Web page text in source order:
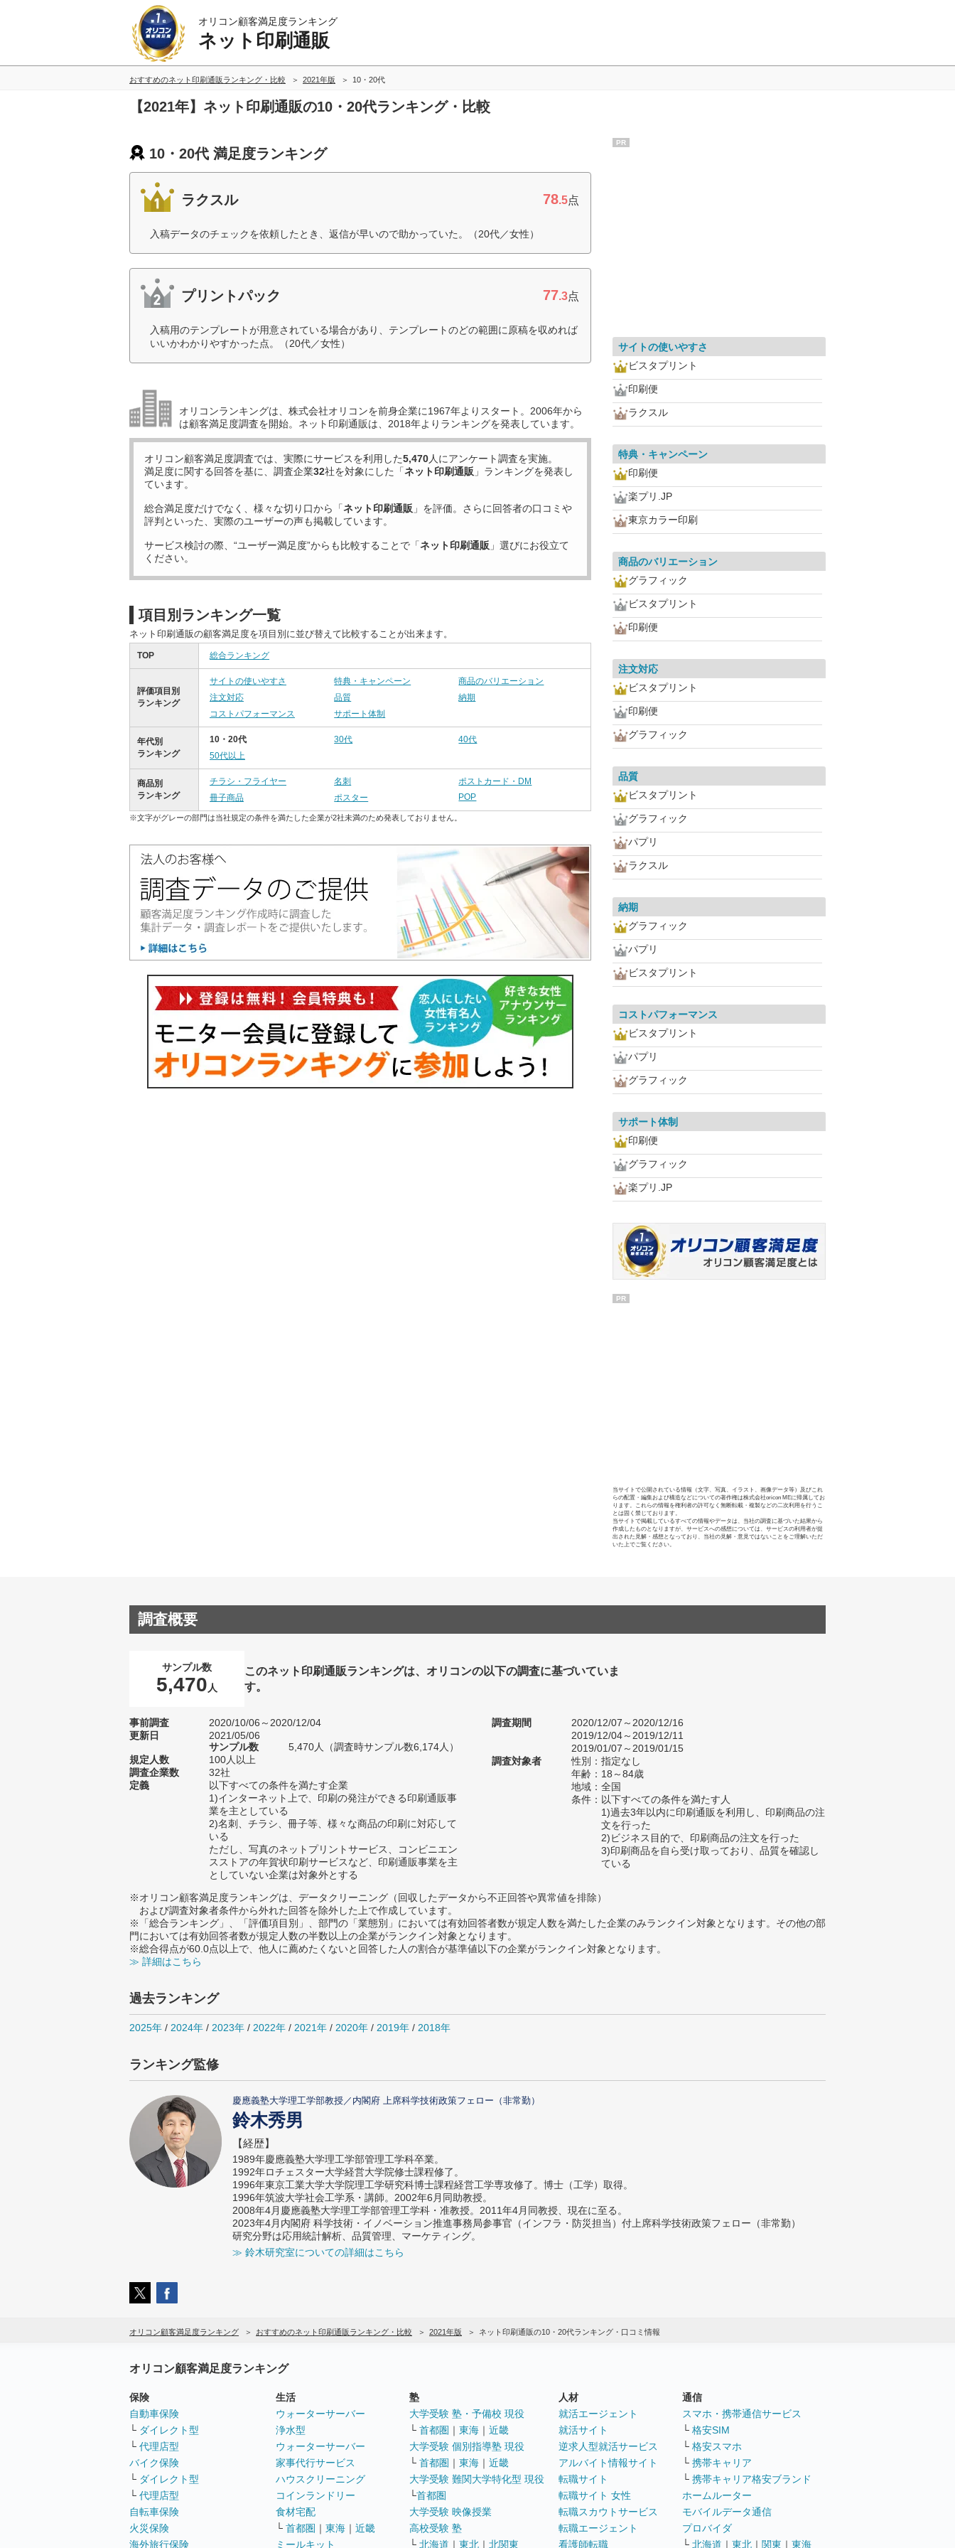
オリコン顧客満足度ランキング
ネット印刷通販
おすすめのネット印刷通販ランキング・比較 2021年版 10・20代
【2021年】ネット印刷通販の10・20代ランキング・比較
10・20代 満足度ランキング
ラクスル 78.5点
入稿データのチェックを依頼したとき、返信が早いので助かっていた。（20代／女性）
プリントパック 77.3点
入稿用のテンプレートが用意されている場合があり、テンプレートのどの範囲に原稿を収めれば
いいかわかりやすかった点。（20代／女性）
オリコンランキングは、株式会社オリコンを前身企業に1967年よりスタート。2006年から
は顧客満足度調査を開始。ネット印刷通販は、2018年よりランキングを発表しています。
オリコン顧客満足度調査では、実際にサービスを利用した5,470人にアンケート調査を実施。
満足度に関する回答を基に、調査企業32社を対象にした「ネット印刷通販 」ランキングを発表し
ています。
総合満足度だけでなく、様々な切り口から「ネット印刷通販 」を評価。さらに回答者の口コミや
評判といった、実際のユーザーの声も掲載しています。
サービス検討の際、“ユーザー満足度”からも比較することで「ネット印刷通販 」選びにお役立て
ください。
項目別ランキング一覧
ネット印刷通販の顧客満足度を項目別に並び替えて比較することが出来ます。
TOP 総合ランキング
評価項目別
ランキング
サイトの使いやすさ 特典・キャンペーン
商品のバリエーション
注文対応
品質
納期
コストパフォーマンス
サポート体制
年代別
ランキング
10・20代 30代
40代
50代以上
商品別
ランキング
チラシ・フライヤー 名刺
ポストカード・DM
冊子商品
ポスター POP
※文字がグレーの部門は当社規定の条件を満たした企業が2社未満のため発表しておりません。
PR
サイトの使いやすさ
ビスタプリント
印刷便
ラクスル
特典・キャンペーン
印刷便
楽プリ.JP
東京カラー印刷
商品のバリエーション
グラフィック
ビスタプリント
印刷便
注文対応
ビスタプリント
印刷便
グラフィック
品質
ビスタプリント
グラフィック
パプリ
ラクスル
納期
グラフィック
パプリ
ビスタプリント
コストパフォーマンス
ビスタプリント
パプリ
グラフィック
サポート体制
印刷便
グラフィック
楽プリ.JP
PR
当サイトで公開されている情報（文字、写真、イラスト、画像データ等）及びこれ
らの配置・編集および構造などについての著作権は株式会社oricon MEに帰属してお
ります。これらの情報を権利者の許可なく無断転載・複製などの二次利用を行うこ
とは固く禁じております。
当サイトで掲載しているすべての情報やデータは、当社の調査に基づいた結果から
作成したものとなりますが、サービスへの感想については、サービスの利用者が提
出された見解・感想となっており、当社の見解・意見ではないことをご理解いただ
いた上でご覧ください。
調査概要
サンプル数
5,470 人
このネット印刷通販ランキングは、オリコンの以下の調査に基づいていま
す。
事前調査
2020/10/06～2020/12/04
更新日
2021/05/06
サンプル数
5,470人（調査時サンプル数6,174人）
規定人数
100人以上
調査企業数
32社
定義
以下すべての条件を満たす企業
1)インターネット上で、印刷の発注ができる印刷通販事
業を主としている
2)名刺、チラシ、冊子等、様々な商品の印刷に対応して
いる
ただし、写真のネットプリントサービス、コンビニエン
スストアの年賀状印刷サービスなど、印刷通販事業を主
としていない企業は対象外とする
調査期間
2020/12/07～2020/12/16
2019/12/04～2019/12/11
2019/01/07～2019/01/15
調査対象者
性別：指定なし
年齢：18～84歳
地域：全国
条件：以下すべての条件を満たす人
1)過去3年以内に印刷通販を利用し、印刷商品の注
文を行った
2)ビジネス目的で、印刷商品の注文を行った
3)印刷商品を自ら受け取っており、品質を確認し
ている
※オリコン顧客満足度ランキングは、データクリーニング（回収したデータから不正回答や異常値を排除）
および調査対象者条件から外れた回答を除外した上で作成しています。
※「総合ランキング」、「評価項目別」、部門の「業態別」においては有効回答者数が規定人数を満たした企業のみランクイン対象となります。その他の部
門においては有効回答者数が規定人数の半数以上の企業がランクイン対象となります。
※総合得点が60.0点以上で、他人に薦めたくないと回答した人の割合が基準値以下の企業がランクイン対象となります。
≫ 詳細はこちら
過去ランキング
2025年 / 2024年 / 2023年 / 2022年 / 2021年 / 2020年 / 2019年 / 2018年
ランキング監修
慶應義塾大学理工学部教授／内閣府 上席科学技術政策フェロー（非常勤）
鈴木秀男
【経歴】
1989年慶應義塾大学理工学部管理工学科卒業。
1992年ロチェスター大学経営大学院修士課程修了。
1996年東京工業大学大学院理工学研究科博士課程経営工学専攻修了。博士（工学）取得。
1996年筑波大学社会工学系・講師。2002年6月同助教授。
2008年4月慶應義塾大学理工学部管理工学科・准教授。2011年4月同教授、現在に至る。
2023年4月内閣府 科学技術・イノベーション推進事務局参事官（インフラ・防災担当）付上席科学技術政策フェロー（非常勤）
研究分野は応用統計解析、品質管理、マーケティング。
≫ 鈴木研究室についての詳細はこちら
オリコン顧客満足度ランキング おすすめのネット印刷通販ランキング・比較 2021年版 ネット印刷通販の10・20代ランキング・口コミ情報
オリコン顧客満足度ランキング
保険
自動車保険
└ ダイレクト型
└ 代理店型
バイク保険
└ ダイレクト型
└ 代理店型
自転車保険
火災保険
海外旅行保険
生活
ウォーターサーバー
浄水型
ウォーターサーバー
家事代行サービス
ハウスクリーニング
コインランドリー
食材宅配
└ 首都圏 ｜ 東海 ｜ 近畿
ミールキット
塾
大学受験 塾・予備校 現役
└ 首都圏 ｜ 東海 ｜ 近畿
大学受験 個別指導塾 現役
└ 首都圏 ｜ 東海 ｜ 近畿
大学受験 難関大学特化型 現役
└首都圏
大学受験 映像授業
高校受験 塾
└ 北海道 ｜ 東北 ｜ 北関東
人材
就活エージェント
就活サイト
逆求人型就活サービス
アルバイト情報サイト
転職サイト
転職サイト 女性
転職スカウトサービス
転職エージェント
看護師転職
通信
スマホ・携帯通信サービス
└ 格安SIM
└ 格安スマホ
└ 携帯キャリア
└ 携帯キャリア格安ブランド
ホームルーター
モバイルデータ通信
プロバイダ
└ 北海道 ｜ 東北 ｜ 関東 ｜ 東海